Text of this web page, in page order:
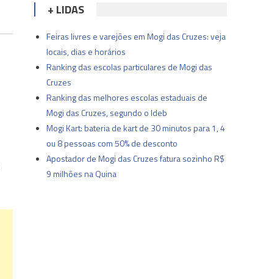
+ LIDAS
Feiras livres e varejões em Mogi das Cruzes: veja
locais, dias e horários
Ranking das escolas particulares de Mogi das
Cruzes
Ranking das melhores escolas estaduais de
Mogi das Cruzes, segundo o Ideb
Mogi Kart: bateria de kart de 30 minutos para 1, 4
ou 8 pessoas com 50% de desconto
Apostador de Mogi das Cruzes fatura sozinho R$
9 milhões na Quina